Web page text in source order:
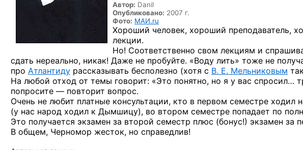
Автор: Danil
Опубликовано: 2007 г.
Фото: МАИ.ru
Хороший человек, хороший преподаватель,
лекции.
Но! Соответственно свом лекциям и
сдать нереально, никак! Даже не пробуйте. «Воду лить» тоже не
про Атлантиду рассказывать бесполезно (хотя с В. Е. Мельниковым
На любой отход от темы говорит: «Это понятно, но я у вас спросил…
попросите — повторит вопрос.
Очень не любит платные консультации, кто в первом семестре ходил
(у нас народ ходил к Дымшицу), во втором семестре попадает по
Это получается экзамен за второй семестр плюс (бонус!) экзамен за
В общем, Черномор жесток, но справедлив!